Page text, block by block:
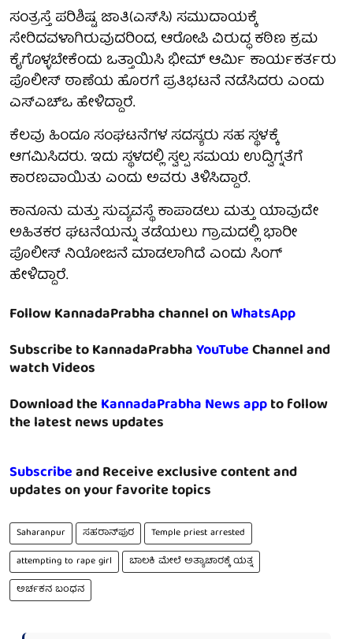
ಸಂತ್ರಸ್ತೆ ಪರಿಶಿಷ್ಟ ಜಾತಿ(ಎಸ್‌ಸಿ) ಸಮುದಾಯಕ್ಕೆ
ಸೇರಿದವಳಾಗಿರುವುದರಿಂದ, ಆರೋಪಿ ವಿರುದ್ಧ ಕಠಿಣ ಕ್ರಮ
ಕೈಗೊಳ್ಳಬೇಕೆಂದು ಒತ್ತಾಯಿಸಿ ಭೀಮ್ ಆರ್ಮಿ ಕಾರ್ಯಕರ್ತರು
ಪೊಲೀಸ್ ಠಾಣೆಯ ಹೊರಗೆ ಪ್ರತಿಭಟನೆ ನಡೆಸಿದರು ಎಂದು
ಎಸ್‌ಎಚ್‌ಒ ಹೇಳಿದ್ದಾರೆ.
ಕೆಲವು ಹಿಂದೂ ಸಂಘಟನೆಗಳ ಸದಸ್ಯರು ಸಹ ಸ್ಥಳಕ್ಕೆ
ಆಗಮಿಸಿದರು. ಇದು ಸ್ಥಳದಲ್ಲಿ ಸ್ವಲ್ಪ ಸಮಯ ಉದ್ವಿಗ್ನತೆಗೆ
ಕಾರಣವಾಯಿತು ಎಂದು ಅವರು ತಿಳಿಸಿದ್ದಾರೆ.
ಕಾನೂನು ಮತ್ತು ಸುವ್ಯವಸ್ಥೆ ಕಾಪಾಡಲು ಮತ್ತು ಯಾವುದೇ
ಅಹಿತಕರ ಘಟನೆಯನ್ನು ತಡೆಯಲು ಗ್ರಾಮದಲ್ಲಿ ಭಾರೀ
ಪೊಲೀಸ್ ನಿಯೋಜನೆ ಮಾಡಲಾಗಿದೆ ಎಂದು ಸಿಂಗ್
ಹೇಳಿದ್ದಾರೆ.
Follow KannadaPrabha channel onWhatsApp
Subscribe to KannadaPrabhaYouTubeChannel and
watch Videos
Download theKannadaPrabha News appto follow
the latest news updates
Subscribeand Receive exclusive content and
updates on your favorite topics
Saharanpur ಸಹರಾನ್‌ಪುರ
Temple priest arrested
attempting to rape girl
ಬಾಲಕಿ ಮೇಲೆ ಅತ್ಯಾಚಾರಕ್ಕೆ ಯತ್ನ
ಅರ್ಚಕನ ಬಂಧನ